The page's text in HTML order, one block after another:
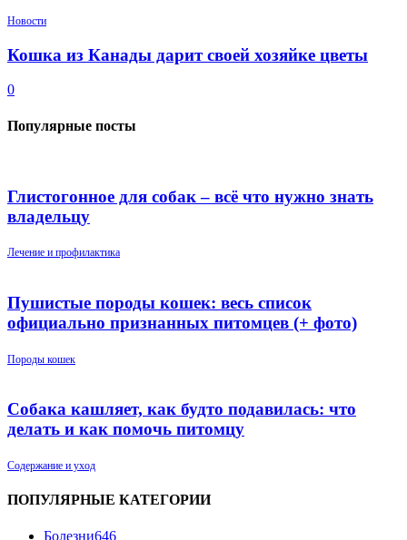
Новости
Кошка из Канады дарит своей хозяйке цветы
0
Популярные посты
Глистогонное для собак – всё что нужно знать
владельцу
Лечение и профилактика
Пушистые породы кошек: весь список
официально признанных питомцев (+ фото)
Породы кошек
Собака кашляет, как будто подавилась: что
делать и как помочь питомцу
Содержание и уход
ПОПУЛЯРНЫЕ КАТЕГОРИИ
Болезни646